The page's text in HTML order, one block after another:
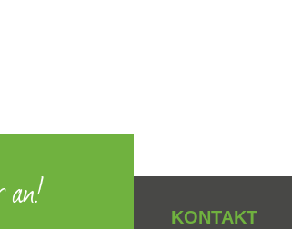
KONTAKT